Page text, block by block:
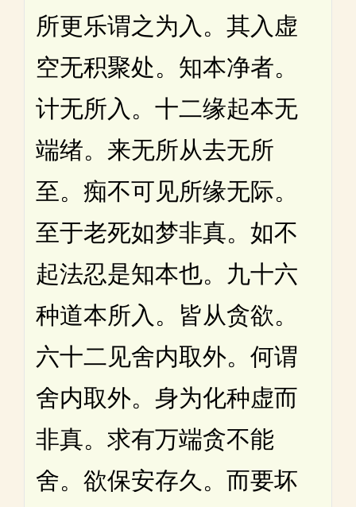
所更乐谓之为入。其入虚
空无积聚处。知本净者。
计无所入。十二缘起本无
端绪。来无所从去无所
至。痴不可见所缘无际。
至于老死如梦非真。如不
起法忍是知本也。九十六
种道本所入。皆从贪欲。
六十二见舍内取外。何谓
舍内取外。身为化种虚而
非真。求有万端贪不能
舍。欲保安存久。而要坏